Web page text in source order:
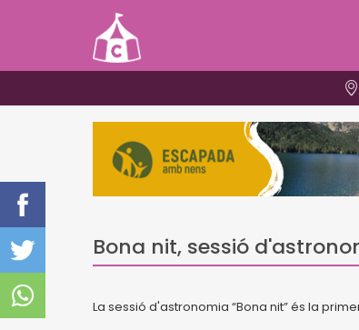
Bona nit, sessió
La sessió d'astronomia “Bona nit” és la